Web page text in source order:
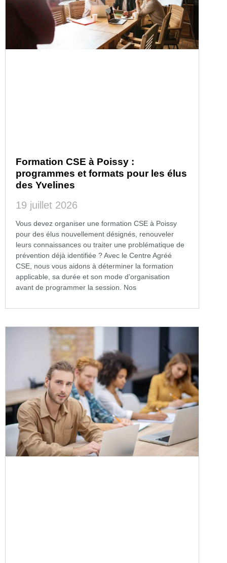
Formation CSE à Poissy :
programmes et formats pour les élus
des Yvelines
19 juillet 2026
Vous devez organiser une formation CSE à Poissy
pour des élus nouvellement désignés, renouveler
leurs connaissances ou traiter une problématique de
prévention déjà identifiée ? Avec le Centre Agréé
CSE, nous vous aidons à déterminer la formation
applicable, sa durée et son mode d’organisation
avant de programmer la session. Nos